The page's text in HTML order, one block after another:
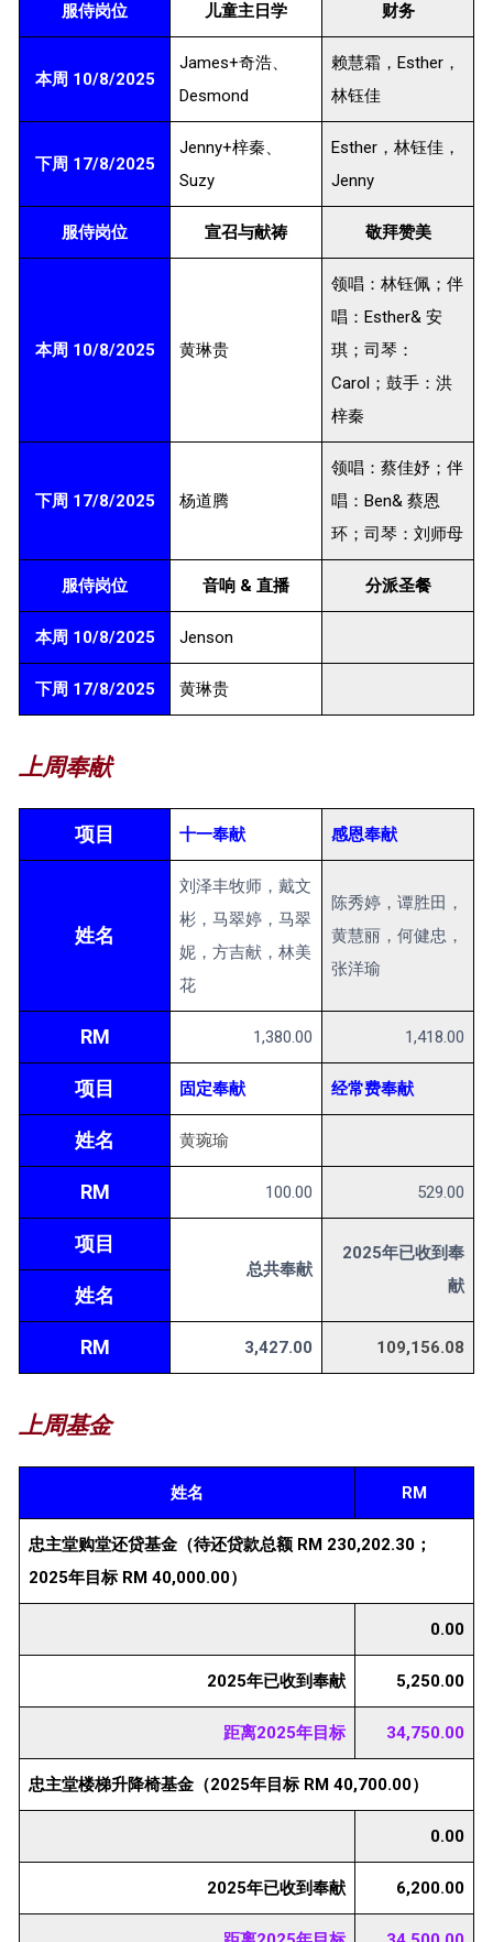
服侍岗位 儿童主日学 财务
本周 10/8/2025
James+奇浩、
Desmond
赖慧霜，Esther，
林钰佳
下周 17/8/2025
Jenny+梓秦、
Suzy
Esther，林钰佳，
Jenny
服侍岗位 宣召与献祷 敬拜赞美
本周 10/8/2025 黄琳贵
领唱：林钰佩；伴
唱：Esther& 安
琪；司琴：
Carol；鼓手：洪
梓秦
下周 17/8/2025 杨道腾
领唱：蔡佳妤；伴
唱：Ben& 蔡恩
环；司琴：刘师母
服侍岗位 音响 & 直播 分派圣餐
本周 10/8/2025 Jenson
下周 17/8/2025 黄琳贵
上周奉献
项目 十一奉献 感恩奉献
姓名
刘泽丰牧师，戴文
彬，马翠婷，马翠
妮，方吉献，林美
花
陈秀婷，谭胜田，
黄慧丽，何健忠，
张洋瑜
RM 1,380.00 1,418.00
项目 固定奉献 经常费奉献
姓名 黄琬瑜
RM 100.00 529.00
项目
总共奉献
2025年已收到奉
献
姓名
RM 3,427.00 109,156.08
上周基金
姓名 RM
忠主堂购堂还贷基金（待还贷款总额 RM 230,202.30；
2025年目标 RM 40,000.00）
0.00
2025年已收到奉献 5,250.00
距离2025年目标 34,750.00
忠主堂楼梯升降椅基金（2025年目标 RM 40,700.00）
0.00
2025年已收到奉献 6,200.00